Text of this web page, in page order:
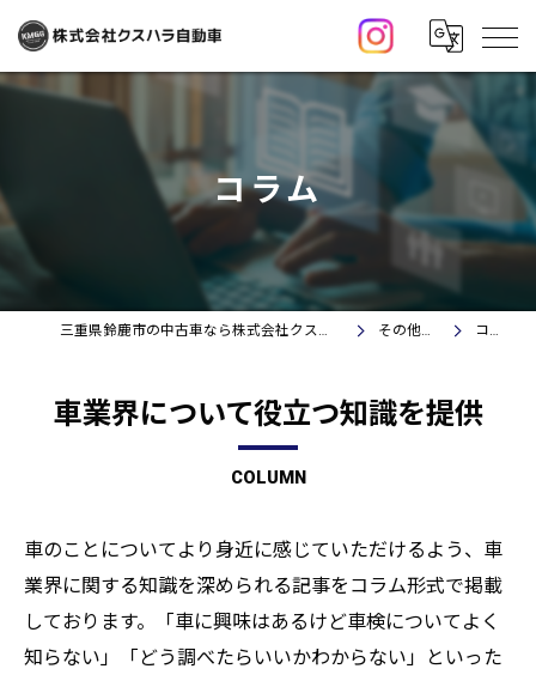
コラム
三重県鈴鹿市の中古車なら株式会社クスハラ自動車 その他情報 コラム
車業界について役立つ知識を提供
COLUMN
車のことについてより身近に感じていただけるよう、車
業界に関する知識を深められる記事をコラム形式で掲載
しております。「車に興味はあるけど車検についてよく
知らない」「どう調べたらいいかわからない」といった